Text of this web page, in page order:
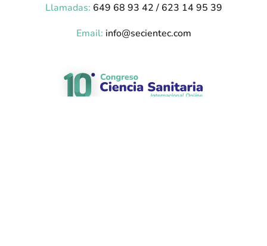
Llamadas: 649 68 93 42 / 623 14 95 39
Email: info@secientec.com